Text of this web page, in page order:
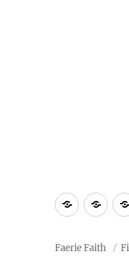
À
Blog
Faerie Faith